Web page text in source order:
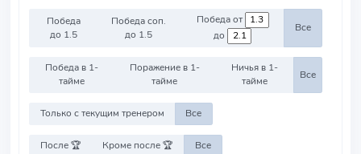
Победа
до 1.5
Победа соп.
до 1.5
Победа от
до
Все
Победа в 1-
тайме
Поражение в 1-
тайме
Ничья в 1-
тайме
Все
Только с текущим тренером Все
После 🏆 Кроме после 🏆 Все